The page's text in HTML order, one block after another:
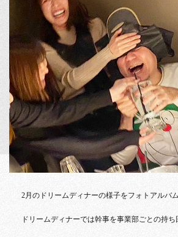
2月のドリームディナーの様子をフォトアルバ
ドリームディナーでは幹事を事業部ごとの持ち